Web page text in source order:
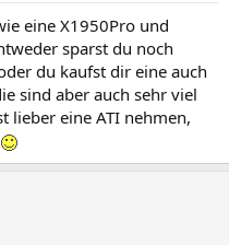
eine X1950Pro und
sparst du noch
du kaufst dir eine auch
sind aber auch sehr viel
lieber eine ATI nehmen,